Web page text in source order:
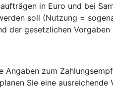
in Euro und bei
soll (Nutzung =
der gesetzlichen
Angaben zum
Sie eine